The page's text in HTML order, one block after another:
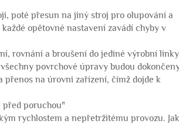
poté přesun na jiný stroj pro olupování a
opětovné nastavení zavádí chyby v
rovnání a broušení do jediné výrobní
povrchové úpravy budou
přenos na úrovni zařízení, čímž dojde k
před poruchou"
rychlostem a nepřetržitému provozu.